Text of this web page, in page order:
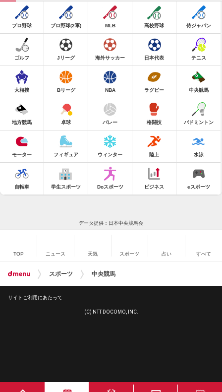
プロ野球 プロ野球(2軍) MLB 高校野球 侍ジャパン
ゴルフ Jリーグ 海外サッカー 日本代表 テニス
大相撲 Bリーグ NBA ラグビー 中央競馬
地方競馬 卓球 バレー 格闘技 バドミントン
モーター フィギュア ウィンター 陸上 水泳
自転車 学生スポーツ Doスポーツ ビジネス eスポーツ
データ提供：日本中央競馬会
TOP ニュース 天気 スポーツ 占い すべて
スポーツ 中央競馬
サイトご利用にあたって
(C) NTT DOCOMO, INC.